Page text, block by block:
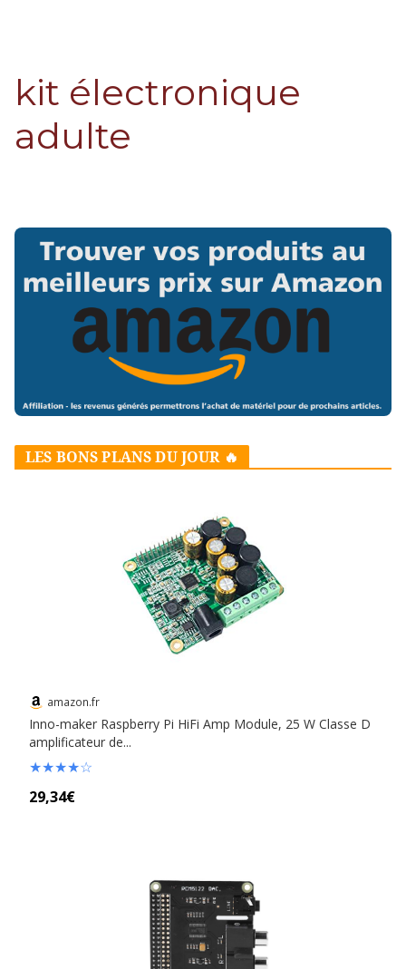
kit électronique
adulte
LES BONS PLANS DU JOUR 🔥
amazon.fr
Inno-maker Raspberry Pi HiFi Amp Module, 25 W Classe D
amplificateur de...
★★★★☆
29,34€